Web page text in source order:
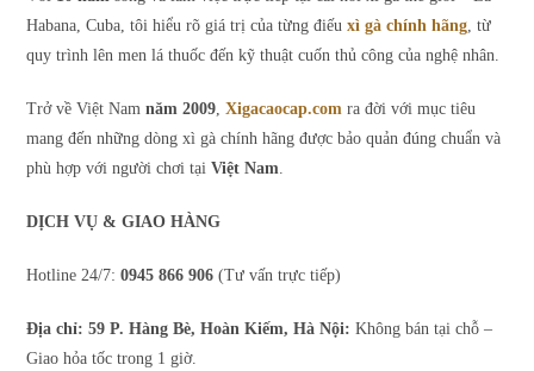
Habana, Cuba, tôi hiểu rõ giá trị của từng điếuxì gà chính hãng, từ
quy trình lên men lá thuốc đến kỹ thuật cuốn thủ công của nghệ nhân.
Trở về Việt Namnăm 2009,Xigacaocap.com ra đời với mục tiêu
mang đến những dòng xì gà chính hãng được bảo quản đúng chuẩn và
phù hợp với người chơi tạiViệt Nam.
DỊCH VỤ & GIAO HÀNG
Hotline 24/7:0945 866 906 (Tư vấn trực tiếp)
Địa chỉ: 59 P. Hàng Bè, Hoàn Kiếm, Hà Nội: Không bán tại chỗ –
Giao hỏa tốc trong 1 giờ.